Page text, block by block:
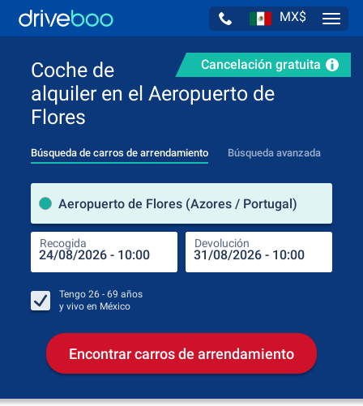
MX$
Cancelación gratuita
Coche de
alquiler en el Aeropuerto de
Flores
Búsqueda de carros de arrendamiento Búsqueda avanzada
Aeropuerto de Flores (Azores / Portugal)
Recogida Devolución
Tengo 26 - 69 años
y vivo en México
Encontrar carros de arrendamiento